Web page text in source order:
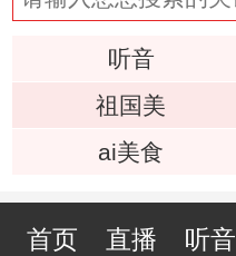
听音
祖国美
ai美食
首页 直播 听音